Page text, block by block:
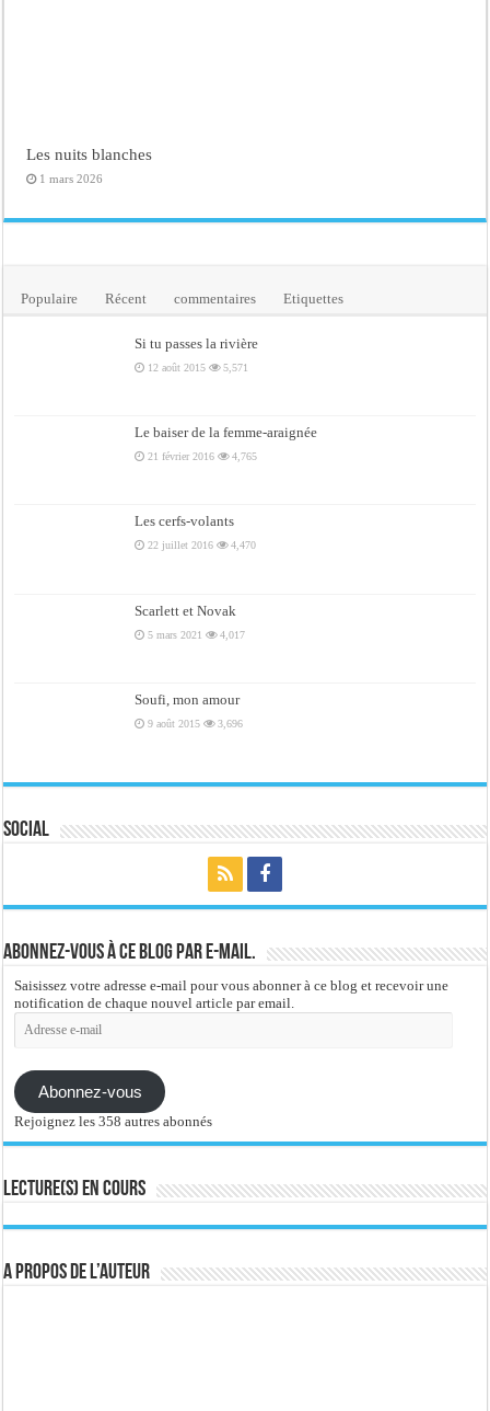
Les nuits blanches
1 mars 2026
Populaire Récent commentaires Etiquettes
Si tu passes la rivière
12 août 2015 5,571
Le baiser de la femme-araignée
21 février 2016 4,765
Les cerfs-volants
22 juillet 2016 4,470
Scarlett et Novak
5 mars 2021 4,017
Soufi, mon amour
9 août 2015 3,696
Social
Abonnez-vous à ce blog par e-mail.
Saisissez votre adresse e-mail pour vous abonner à ce blog et recevoir une
notification de chaque nouvel article par email.
Adresse
e-
Abonnez-vous
Rejoignez les 358 autres abonnés
Lecture(s) en cours
A propos de l’auteur